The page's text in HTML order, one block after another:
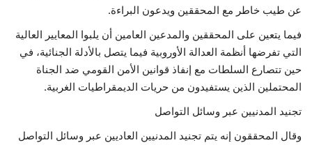
عن طيب خاطر مع المحققين ويدعون البراءة.
فيما يتعين على المحققين والمدعين العامين أن يلبوا المعايير العالية
التي تفرضها أنظمة العدالة الأوروبية فيما يتصل بالأدلة الجنائية، في
حين تتصارع السلطات مع إنفاذ قوانين الأمن القومي ضد الجناة
المحتملين الذين يستفيدون من حريات الديمقراطيات الغربية.
تجنيد المدنيين عبر وسائل التواصل
وقال المحققون إنه يتم تجنيد المدنيين العاديين عبر وسائل التواصل